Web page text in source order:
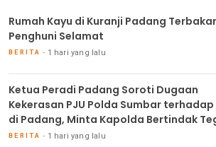
Rumah Kayu di Kuranji Padang
Penghuni Selamat
BERITA 1 hari yang lalu
Ketua Peradi Padang Soroti Dugaan
Kekerasan PJU Polda Sumbar
di Padang, Minta Kapolda Bertindak
BERITA 1 hari yang lalu